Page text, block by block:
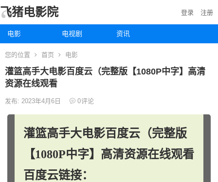
飞猪电影院
电影 电视剧 资讯
登录 注册
您的位置 首页 电影
灌篮高手大电影百度云（完整版【1080P中字】高清
资源在线观看
发布: 2023年4月6日 0评论
灌篮高手大电影百度云（完整版
【1080P中字】高清资源在线观看
百度云链接：